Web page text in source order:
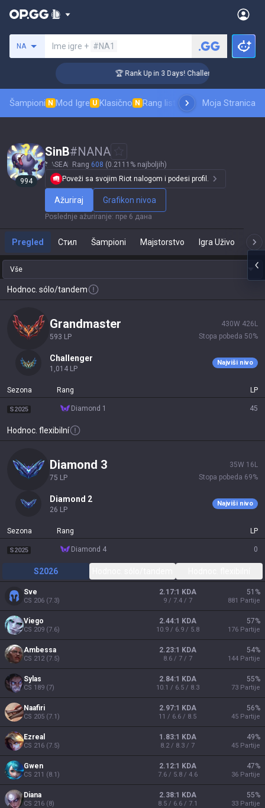
NA Ime igre + #NA1
🏆 Rank Up in 3 Days! Challenger Coaching
Šampioni N Mod Igre U Klasično N Rang lista skinovaRangiranje
Moja Stranica
994
SinB#NANA
SEA Rang 608 (0.2111% najboljih)
Poveži sa svojim Riot nalogom i podesi profil.
Ažuriraj Grafikon nivoa
Poslednje ažuriranje: пре 6 дана
Pregled Стил Šampioni Majstorstvo Igra Uživo
Vše
Hodnoc. sólo/tandem
grandmaster
593 LP
430W 426 L
Stopa pobeda 50%
challenger
1,014 LP
Najviši nivo
Sezona Rang LP
S2025 diamond 1 45
Hodnoc. flexibilní
diamond 3
75 LP
35W 16 L
Stopa pobeda 69%
diamond 2
26 LP
Najviši nivo
Sezona Rang LP
S2025 diamond 4 0
S2026
Sve
CS 206 (7.3)
2.17:1 KDA
9 / 7.4 / 7
51 %
881 Partije
Viego
CS 209 (7.6)
2.44:1 KDA
10.9 / 6.9 / 5.8
57%
176 Partije
Ambessa
CS 212(7.5)
2.23:1 KDA
8.6 / 7 / 7
54%
144 Partije
Sylas
CS 189 (7)
2.84:1 KDA
10.1 / 6.5 / 8.3
55%
73 Partije
Naafiri
CS 205 (7.1)
2.97:1 KDA
11 / 6.6 / 8.5
56%
45 Partije
Ezreal
CS 216 (7.5)
1.83:1 KDA
8.2 / 8.3 / 7
49%
45 Partije
Gwen
CS 211 (8.1)
2.12:1 KDA
7.6 / 5.8 / 4.6
47%
36 Partije
Diana
CS 216 (8)
2.38:1 KDA
8.5 / 6.6 / 7.1
55%
33 Partije